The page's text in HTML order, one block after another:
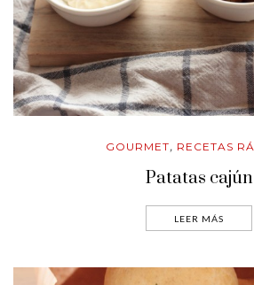
GOURMET, RECETAS
Patatas cajún
LEER MÁS